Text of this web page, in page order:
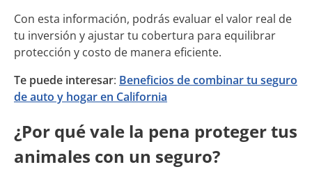
Con esta información, podrás evaluar el valor real de
tu inversión y ajustar tu cobertura para equilibrar
protección y costo de manera eficiente.
Te puede interesar: Beneficios de combinar tu seguro
de auto y hogar en California
¿Por qué vale la pena proteger tus
animales con un seguro?